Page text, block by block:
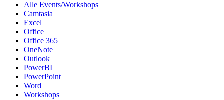
Alle Events/Workshops
Camtasia
Excel
Office
Office 365
OneNote
Outlook
PowerBI
PowerPoint
Word
Workshops